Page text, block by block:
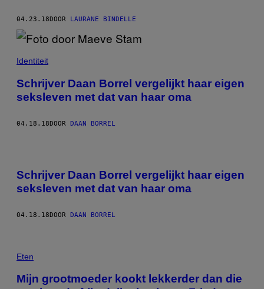
04.23.18 DOOR LAURANE BINDELLE
Identiteit
Schrijver Daan Borrel vergelijkt haar eigen
seksleven met dat van haar oma
04.18.18DOOR DAAN BORREL
Schrijver Daan Borrel vergelijkt haar eigen
seksleven met dat van haar oma
04.18.18DOOR DAAN BORREL
Eten
Mijn grootmoeder kookt lekkerder dan die